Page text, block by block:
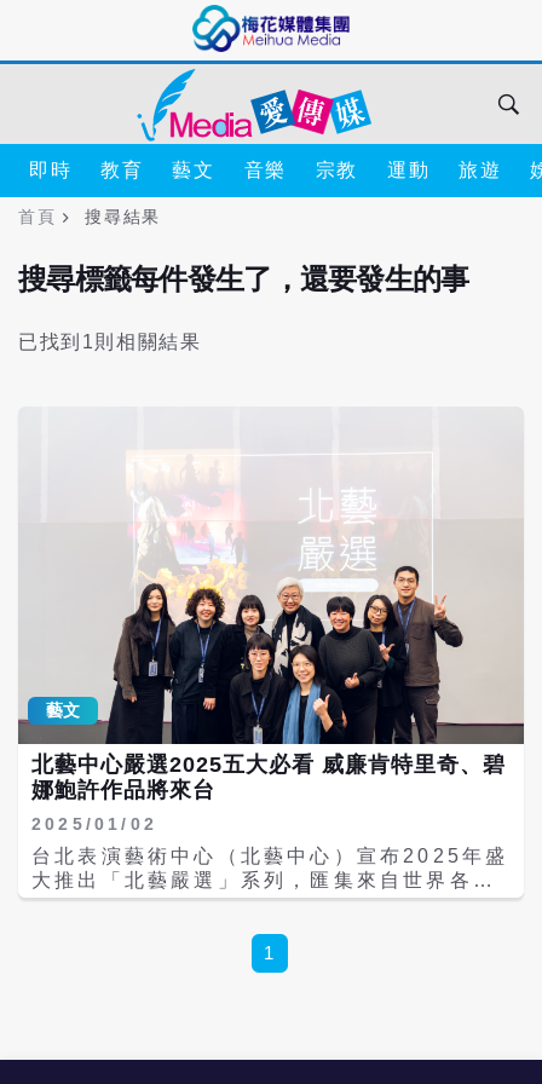
即時 教育 藝文 音樂 宗教 運動 旅遊
首頁 搜尋結果
搜尋標籤每件發生了，還要發生的事
已找到1則相關結果
藝文
北藝中心嚴選2025五大必看 威廉肯特里奇、碧
娜鮑許作品將來台
2025/01/02
台北表演藝術中心（北藝中心）宣布2025年盛
大推出「北藝嚴選」系列，匯集來自世界各地
的5部作品，包括德國藝術家郭貝爾（Heiner
事》、法國編舞家夏瑪茲（Boris
Charmatz）《自由大教堂》、南非藝術家威
1